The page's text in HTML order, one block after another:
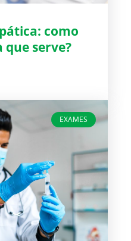
como
serve?
EXAMES